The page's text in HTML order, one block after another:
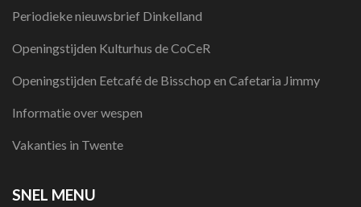
Periodieke nieuwsbrief Dinkelland
Openingstijden Kulturhus de CoCeR
Openingstijden Eetcafé de Bisschop en Cafetaria Jimmy
Informatie over wespen
Vakanties in Twente
SNEL MENU